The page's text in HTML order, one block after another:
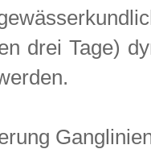
drei Tage)